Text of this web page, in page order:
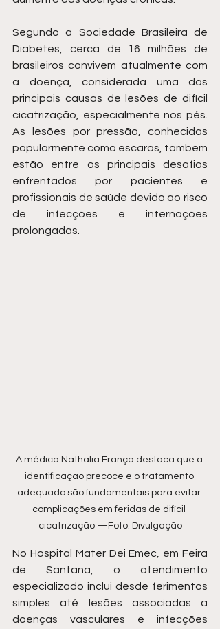
Segundo a Sociedade Brasileira de
Diabetes, cerca de 16 milhões de
brasileiros convivem atualmente com
a doença, considerada uma das
principais causas de lesões de difícil
cicatrização, especialmente nos pés.
As lesões por pressão, conhecidas
popularmente como escaras, também
estão entre os principais desafios
enfrentados por pacientes e
profissionais de saúde devido ao risco
de infecções e internações
prolongadas.
A médica Nathalia França destaca que a
identificação precoce e o tratamento
adequado são fundamentais para evitar
complicações em feridas de difícil
cicatrização —Foto: Divulgação
No Hospital Mater Dei Emec, em Feira
de Santana, o atendimento
especializado inclui desde ferimentos
simples até lesões associadas a
doenças vasculares e infecções